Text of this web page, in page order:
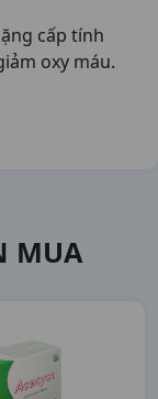
cấp tính
oxy máu.
MUA